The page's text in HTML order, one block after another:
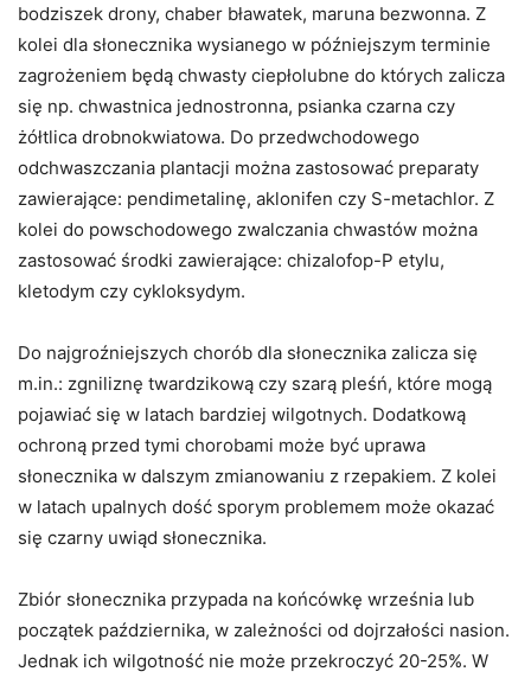
bodziszek drony, chaber bławatek, maruna bezwonna. Z
kolei dla słonecznika wysianego w późniejszym terminie
zagrożeniem będą chwasty ciepłolubne do których zalicza
się np. chwastnica jednostronna, psianka czarna czy
żółtlica drobnokwiatowa. Do przedwchodowego
odchwaszczania plantacji można zastosować preparaty
zawierające: pendimetalinę, aklonifen czy S-metachlor. Z
kolei do powschodowego zwalczania chwastów można
zastosować środki zawierające: chizalofop-P etylu,
kletodym czy cykloksydym.
Do najgroźniejszych chorób dla słonecznika zalicza się
m.in.: zgniliznę twardzikową czy szarą pleśń, które mogą
pojawiać się w latach bardziej wilgotnych. Dodatkową
ochroną przed tymi chorobami może być uprawa
słonecznika w dalszym zmianowaniu z rzepakiem. Z kolei
w latach upalnych dość sporym problemem może okazać
się czarny uwiąd słonecznika.
Zbiór słonecznika przypada na końcówkę września lub
początek października, w zależności od dojrzałości nasion.
Jednak ich wilgotność nie może przekroczyć 20-25%. W